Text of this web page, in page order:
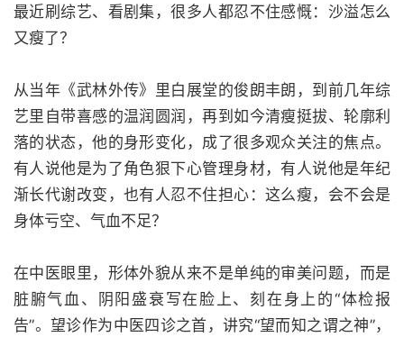
最近刷综艺、看剧集，很多人都忍不住感慨：沙溢怎么
又瘦了？
从当年《武林外传》里白展堂的俊朗丰朗，到前几年综
艺里自带喜感的温润圆润，再到如今清瘦挺拔、轮廓利
落的状态，他的身形变化，成了很多观众关注的焦点。
有人说他是为了角色狠下心管理身材，有人说他是年纪
渐长代谢改变，也有人忍不住担心：这么瘦，会不会是
身体亏空、气血不足？
在中医眼里，形体外貌从来不是单纯的审美问题，而是
脏腑气血、阴阳盛衰写在脸上、刻在身上的“体检报
告”。望诊作为中医四诊之首，讲究“望而知之谓之神”，